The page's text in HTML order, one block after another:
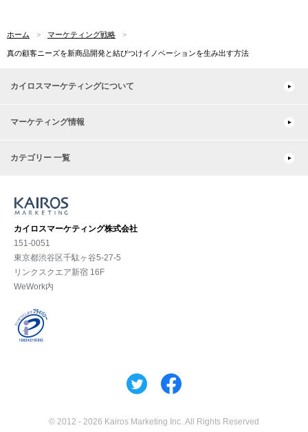
ホーム マーケティング戦略
真の顧客ニーズを新商品開発と結びつけイノベーションを生み出す方法
カイロスマーケティングについて
マーケティング情報
カテゴリー 一覧
カイロスマーケティング株式会社
151-0051
東京都渋⾕区千駄ヶ谷5-27-5
リンクスクエア新宿 16F
WeWork内
© 2012 - 2026 Kairos Marketing Inc. All Rights Reserved